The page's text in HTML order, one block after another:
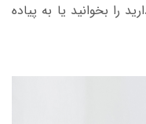
را بخوانید یا به پیاده